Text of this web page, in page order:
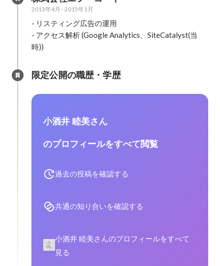
2013年4月 - 2015年1月
- リスティング広告の運用
- アクセス解析 (Google Analytics、SiteCatalyst(当
時))
限定公開の職歴・学歴
小酒井 睦美さん
のプロフィールをすべて閲覧
過去の投稿を確認する
共通の知り合いを確認する
小酒井 睦美さんのプロフィールをすべて
見る